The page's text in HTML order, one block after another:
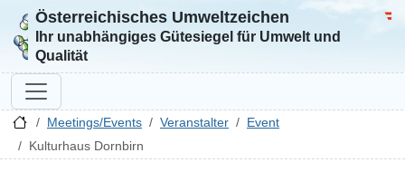
Zur Startseite
Österreichisches Umweltzeichen
Ihr unabhängiges Gütesiegel für Umwelt und
Qualität
Meetings/Events Veranstalter
Event
Kulturhaus Dornbirn